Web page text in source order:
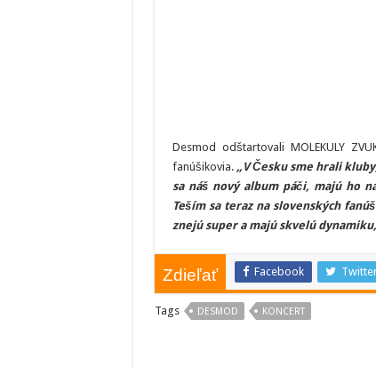
Desmod odštartovali MOLEKULY
fanúšikovia. „V Česku sme hrali
sa náš nový album páči, majú ho
Teším sa teraz na slovenských
znejú super a majú skvelú dynamiku,
Zdieľať Facebook
Tags DESMOD KONCERT